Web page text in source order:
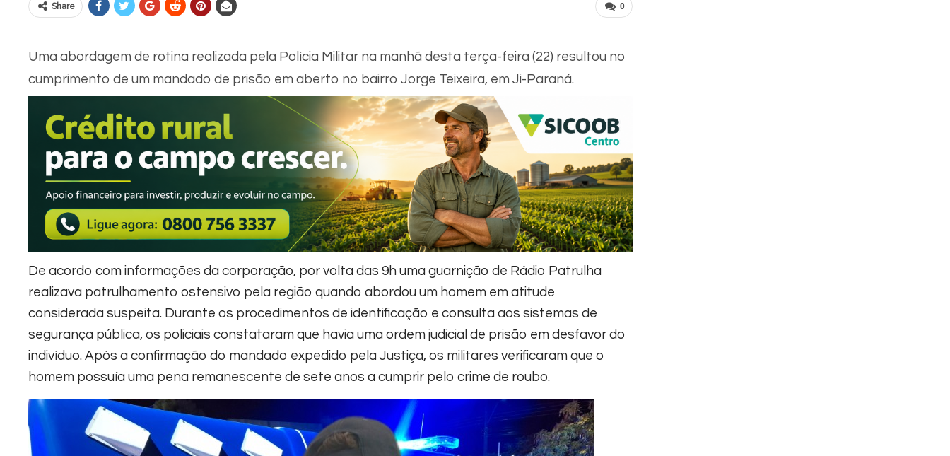
0
Share
Uma abordagem de rotina realizada pela Polícia Militar na manhã desta terça-feira (22) resultou no
cumprimento de um mandado de prisão em aberto no bairro Jorge Teixeira, em Ji-Paraná.
De acordo com informações da corporação, por volta das 9h uma guarnição de Rádio Patrulha
realizava patrulhamento ostensivo pela região quando abordou um homem em atitude
considerada suspeita. Durante os procedimentos de identificação e consulta aos sistemas de
segurança pública, os policiais constataram que havia uma ordem judicial de prisão em desfavor do
indivíduo. Após a confirmação do mandado expedido pela Justiça, os militares verificaram que o
homem possuía uma pena remanescente de sete anos a cumprir pelo crime de roubo.